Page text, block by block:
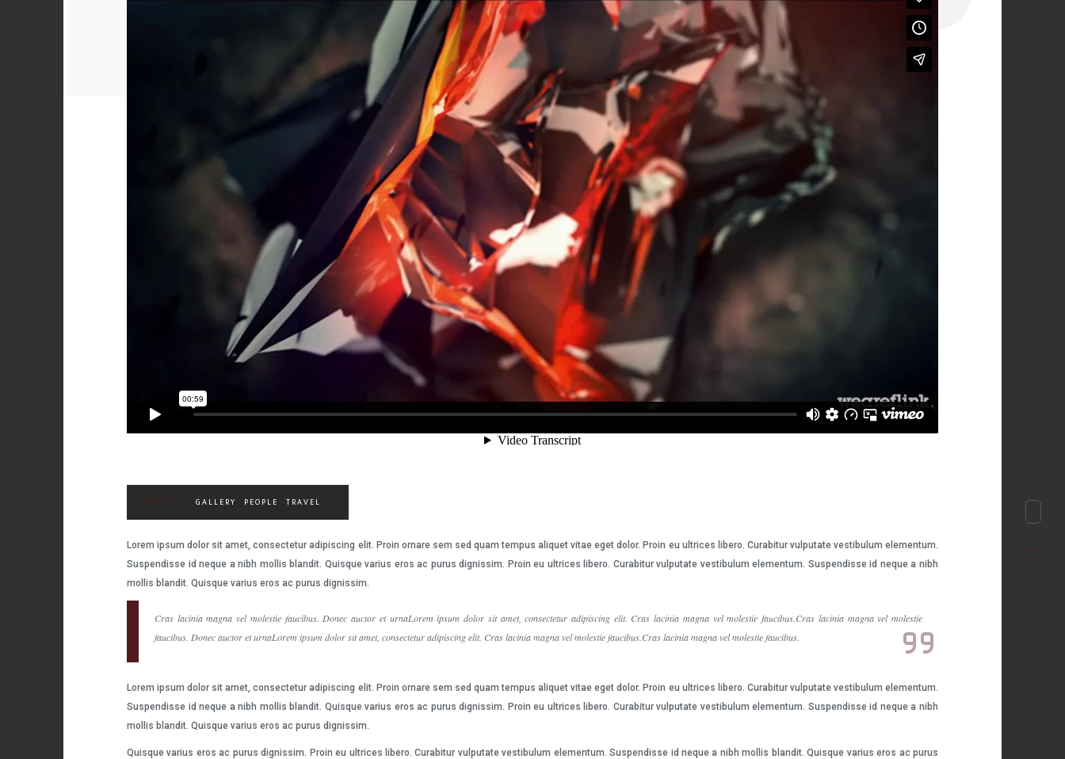
TAGS : GALLERY PEOPLE TRAVEL
Lorem ipsum dolor sit amet, consectetur adipiscing elit. Proin ornare sem sed quam tempus aliquet vitae eget dolor. Proin eu ultrices libero. Curabitur vulputate vestibulum elementum.
Suspendisse id neque a nibh mollis blandit. Quisque varius eros ac purus dignissim. Proin eu ultrices libero. Curabitur vulputate vestibulum elementum. Suspendisse id neque a nibh
mollis blandit. Quisque varius eros ac purus dignissim.
Cras lacinia magna vel molestie faucibus. Donec auctor et urnaLorem ipsum dolor sit amet, consectetur adipiscing elit. Cras lacinia magna vel molestie faucibus.Cras lacinia magna vel molestie
faucibus. Donec auctor et urnaLorem ipsum dolor sit amet, consectetur adipiscing elit. Cras lacinia magna vel molestie faucibus.Cras lacinia magna vel molestie faucibus.
Lorem ipsum dolor sit amet, consectetur adipiscing elit. Proin ornare sem sed quam tempus aliquet vitae eget dolor. Proin eu ultrices libero. Curabitur vulputate vestibulum elementum.
Suspendisse id neque a nibh mollis blandit. Quisque varius eros ac purus dignissim. Proin eu ultrices libero. Curabitur vulputate vestibulum elementum. Suspendisse id neque a nibh
mollis blandit. Quisque varius eros ac purus dignissim.
Quisque varius eros ac purus dignissim. Proin eu ultrices libero. Curabitur vulputate vestibulum elementum. Suspendisse id neque a nibh mollis blandit. Quisque varius eros ac purus